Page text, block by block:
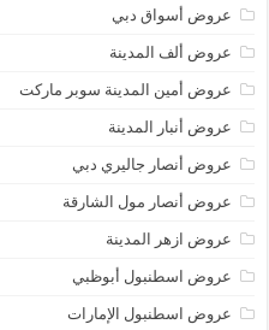
عروض أسواق دبي
عروض ألف المدينة
عروض أمين المدينة سوبر ماركت
عروض أنبار المدينة
عروض أنصار جاليري دبي
عروض أنصار مول الشارقة
عروض ازهر المدينة
عروض اسطنبول أبوظبي
عروض اسطنبول الإمارات